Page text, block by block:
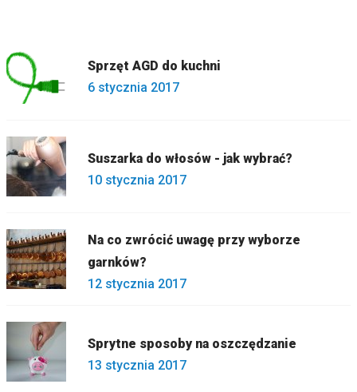
Sprzęt AGD do kuchni
6 stycznia 2017
Suszarka do włosów - jak wybrać?
10 stycznia 2017
Na co zwrócić uwagę przy wyborze
garnków?
12 stycznia 2017
Sprytne sposoby na oszczędzanie
13 stycznia 2017